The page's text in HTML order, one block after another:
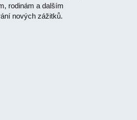
rodinám a dalším
nových zážitků.